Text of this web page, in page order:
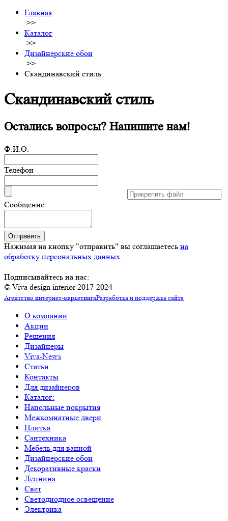
Главная
>>
Каталог
>>
Дизайнерские обои
>>
Скандинавский стиль
Скандинавский стиль
Остались вопросы? Напишите нам!
Ф.И.О.
Телефон
Сообщение
Нажимая на кнопку "отправить" вы соглашаетесь на
обработку персональных данных.
Подписывайтесь на нас:
© Viva design interior 2017-2024
Агентство интернет-маркетингаРазработка и поддержка сайта
О компании
Акции
Решения
Дизайнеры
Viva-News
Статьи
Контакты
Для дизайнеров
Каталог:
Напольные покрытия
Межкомнатные двери
Плитка
Сантехника
Мебель для ванной
Дизайнерские обои
Декоративные краски
Лепнина
Свет
Светодиодное освещение
Электрика